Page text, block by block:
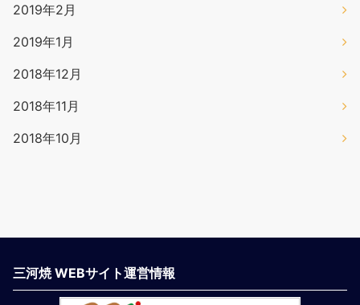
2019年2月
2019年1月
2018年12月
2018年11月
2018年10月
三河焼 WEBサイト運営情報